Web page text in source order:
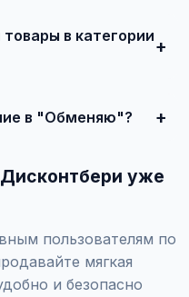
в категории
в "Обменяю"?
форму и
— бесплатно!
Дисконтбери уже
пользователям по
мягкая
и безопасно